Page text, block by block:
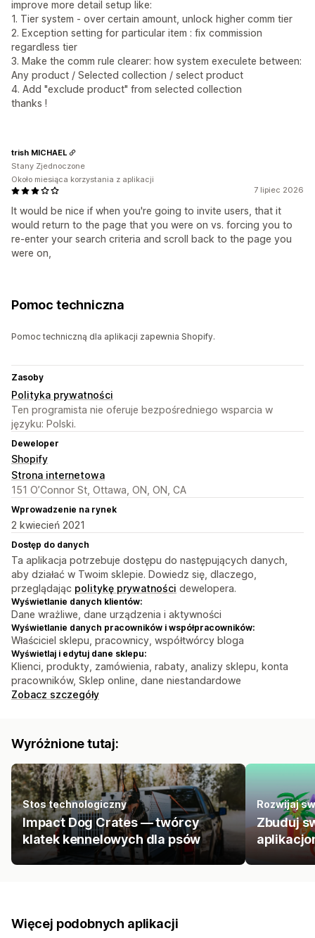
improve more detail setup like:
1. Tier system - over certain amount, unlock higher comm tier
2. Exception setting for particular item : fix commission
regardless tier
3. Make the comm rule clearer: how system execulete between:
Any product / Selected collection / select product
4. Add "exclude product" from selected collection
thanks !
7 lipiec 2026
It would be nice if when you're going to invite users, that it
would return to the page that you were on vs. forcing you to
re-enter your search criteria and scroll back to the page you
were on,
trish MICHAEL
Stany Zjednoczone
Około miesiąca korzystania z aplikacji
Pomoc techniczna
Pomoc techniczną dla aplikacji zapewnia Shopify.
Zasoby
Polityka prywatności
Ten programista nie oferuje bezpośredniego wsparcia w
języku: Polski.
Deweloper
Shopify
Strona internetowa
151 O’Connor St, Ottawa, ON, ON, CA
Wprowadzenie na rynek
2 kwiecień 2021
Dostęp do danych
Ta aplikacja potrzebuje dostępu do następujących danych,
aby działać w Twoim sklepie. Dowiedz się, dlaczego,
przeglądając politykę prywatności dewelopera.
Wyświetlanie danych klientów:
Dane wrażliwe, dane urządzenia i aktywności
Wyświetlanie danych pracowników i współpracowników:
Właściciel sklepu, pracownicy, współtwórcy bloga
Wyświetlaj i edytuj dane sklepu:
Klienci, produkty, zamówienia, rabaty, analizy sklepu, konta
pracowników, Sklep online, dane niestandardowe
Zobacz szczegóły
Wyróżnione tutaj:
Stos technologiczny
Impact Dog Crates — twórcy
klatek kennelowych dla psów
Rozwijaj
Zbuduj
Więcej podobnych aplikacji